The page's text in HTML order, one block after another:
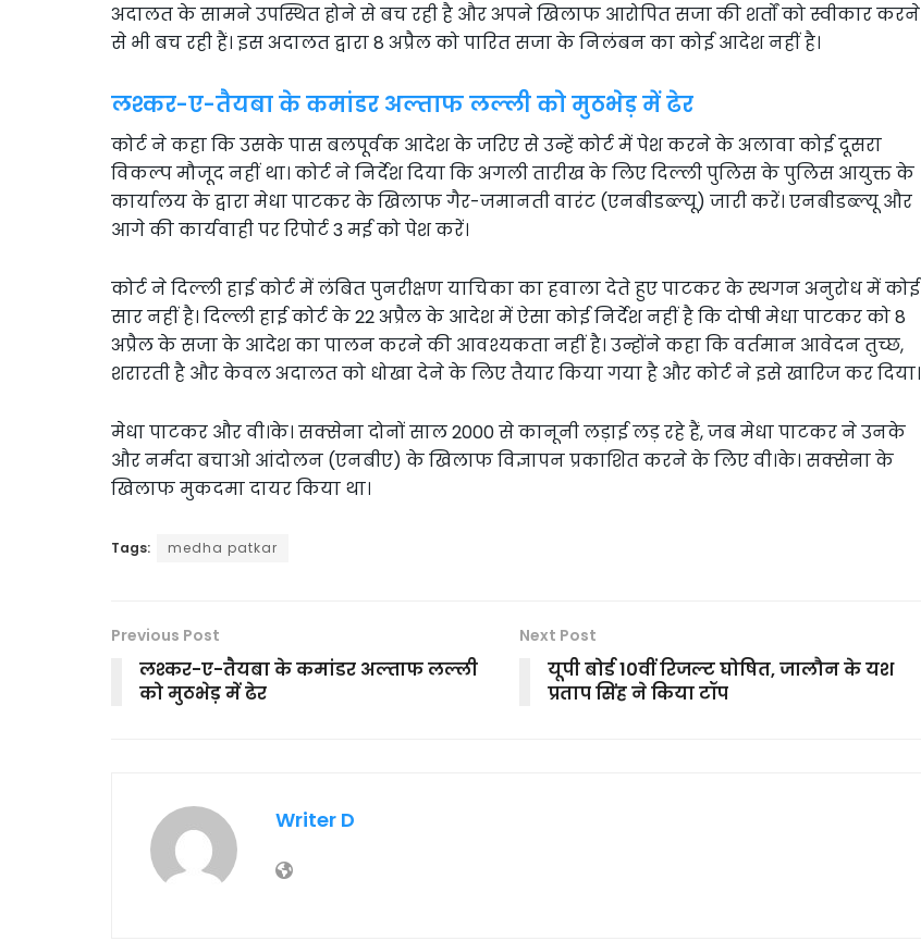
अदालत के सामने उपस्थित होने से बच रही है और अपने खिलाफ आरोपित सजा की शर्तों को स्वीकार करने
से भी बच रही हैं। इस अदालत द्वारा 8 अप्रैल को पारित सजा के निलंबन का कोई आदेश नहीं है।
लश्कर-ए-तैयबा के कमांडर अल्ताफ लल्ली को मुठभेड़ में ढेर
कोर्ट ने कहा कि उसके पास बलपूर्वक आदेश के जरिए से उन्हें कोर्ट में पेश करने के अलावा कोई दूसरा
विकल्प मौजूद नहीं था। कोर्ट ने निर्देश दिया कि अगली तारीख के लिए दिल्ली पुलिस के पुलिस आयुक्त के
कार्यालय के द्वारा मेधा पाटकर के खिलाफ गैर-जमानती वारंट (एनबीडब्ल्यू) जारी करें। एनबीडब्ल्यू और
आगे की कार्यवाही पर रिपोर्ट 3 मई को पेश करें।
कोर्ट ने दिल्ली हाई कोर्ट में लंबित पुनरीक्षण याचिका का हवाला देते हुए पाटकर के स्थगन अनुरोध में कोई
सार नहीं है। दिल्ली हाई कोर्ट के 22 अप्रैल के आदेश में ऐसा कोई निर्देश नहीं है कि दोषी मेधा पाटकर को 8
अप्रैल के सजा के आदेश का पालन करने की आवश्यकता नहीं है। उन्होंने कहा कि वर्तमान आवेदन तुच्छ,
शरारती है और केवल अदालत को धोखा देने के लिए तैयार किया गया है और कोर्ट ने इसे खारिज कर दिया।
मेधा पाटकर और वी।के। सक्सेना दोनों साल 2000 से कानूनी लड़ाई लड़ रहे हैं, जब मेधा पाटकर ने उनके
और नर्मदा बचाओ आंदोलन (एनबीए) के खिलाफ विज्ञापन प्रकाशित करने के लिए वी।के। सक्सेना के
खिलाफ मुकदमा दायर किया था।
Tags: medha patkar
Previous Post
लश्कर-ए-तैयबा के कमांडर अल्ताफ लल्ली
को मुठभेड़ में ढेर
Next Post
यूपी बोर्ड 10वीं रिजल्ट घोषित, जालौन के यश
प्रताप सिंह ने किया टॉप
Writer D